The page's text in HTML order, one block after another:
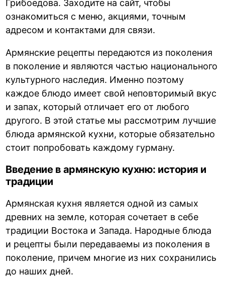
Грибоедова. Заходите на сайт, чтобы
ознакомиться с меню, акциями, точным
адресом и контактами для связи.
Армянские рецепты передаются из поколения
в поколение и являются частью национального
культурного наследия. Именно поэтому
каждое блюдо имеет свой неповторимый вкус
и запах, который отличает его от любого
другого. В этой статье мы рассмотрим лучшие
блюда армянской кухни, которые обязательно
стоит попробовать каждому гурману.
Введение в армянскую кухню: история и
традиции
Армянская кухня является одной из самых
древних на земле, которая сочетает в себе
традиции Востока и Запада. Народные блюда
и рецепты были передаваемы из поколения в
поколение, причем многие из них сохранились
до наших дней.